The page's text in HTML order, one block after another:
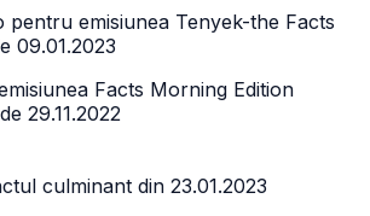
pentru emisiunea Tenyek-the Facts
09.01.2023
Facts Morning Edition
29.11.2022
culminant din 23.01.2023